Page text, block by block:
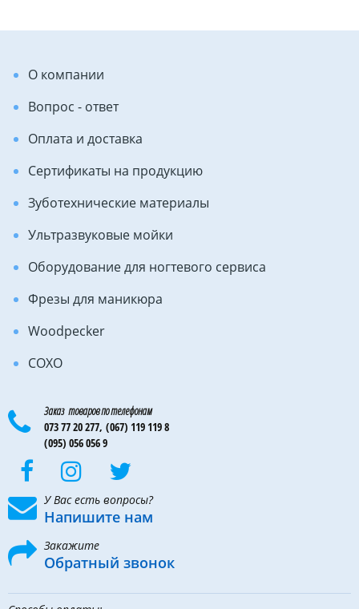
О компании
Вопрос - ответ
Оплата и доставка
Сертификаты на продукцию
Зуботехнические материалы
Ультразвуковые мойки
Оборудование для ногтевого сервиса
Фрезы для маникюра
Woodpecker
COXO
Заказ товаров по телефонам
073 77 20 277, (067) 119 119 8
(095) 056 056 9
У Вас есть вопросы?
Напишите нам
Закажите
Обратный звонок